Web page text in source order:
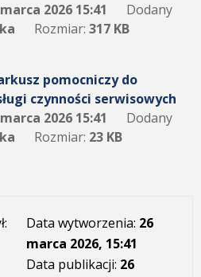
2026 15:41
Dodany
Rozmiar: 317 KB
pomocniczy do
czynności serwisowych
2026 15:41
Dodany
Rozmiar: 23 KB
Data wytworzenia: 26
marca 2026, 15:41
Data publikacji: 26